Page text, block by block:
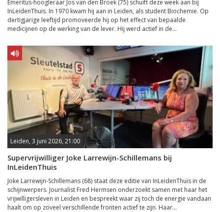
Emeritus-hoogleraar Jos van den Broek (75) schuift deze week aan bij
InLeidenThuis. In 1970 kwam hij aan in Leiden, als student Biochemie. Op
dertigjarige leeftijd promoveerde hij op het effect van bepaalde
medicijnen op de werking van de lever. Hij werd actief in de...
Leiden, 3 juni 2026, 21:00
Supervrijwilliger Joke Larrewijn-Schillemans bij
InLeidenThuis
Joke Larrewijn-Schillemans (68) staat deze editie van InLeidenThuis in de
schijnwerpers. Journalist Fred Hermsen onderzoekt samen met haar het
vrijwilligersleven in Leiden en bespreekt waar zij toch de energie vandaan
haalt om op zoveel verschillende fronten actief te zijn. Haar...